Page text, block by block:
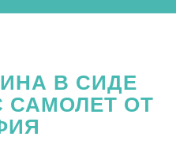
В СИДЕ
САМОЛЕТ ОТ